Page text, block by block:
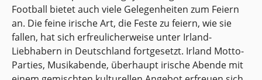
(Luck of the Irish) ist sehr mit dem grünblättrigen
Shamrock verbunden.
Football bietet auch viele Gelegenheiten zum Feiern
an. Die feine irische Art, die Feste zu feiern, wie sie
fallen, hat sich erfreulicherweise unter Irland-
Liebhabern in Deutschland fortgesetzt. Irland Motto-
Parties, Musikabende, überhaupt irische Abende mit